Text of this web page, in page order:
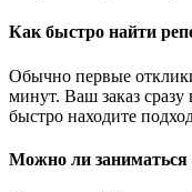
Как быстро найти
Обычно первые
минут. Ваш заказ
быстро находите
Можно ли заниматься